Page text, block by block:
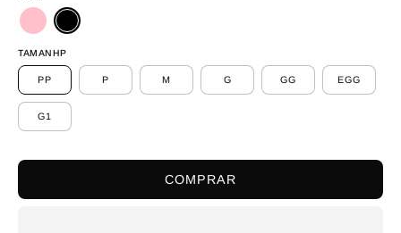
TAMANHP
PP P M G GG EGG
G1
COMPRAR